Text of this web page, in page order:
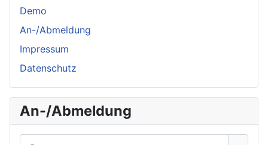
Demo
An-/Abmeldung
Impressum
Datenschutz
An-/Abmeldung